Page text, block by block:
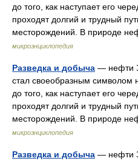
до того, как наступает его
проходят долгий и трудный
месторождений. В природе
микроэнциклопедия
Разведка и добыча — нефти
стал своеобразным
до того, как наступает его
проходят долгий и трудный
месторождений. В природе
микроэнциклопедия
Разведка и добыча — нефти